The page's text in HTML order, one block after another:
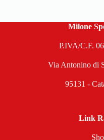
Milone
P.IVA/C.F.
Via Antonino di
95131 -
Link